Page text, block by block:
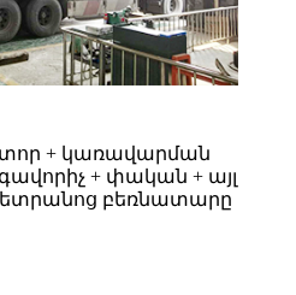
+ կառավարման
+ փական + այլ
բեռնատարը